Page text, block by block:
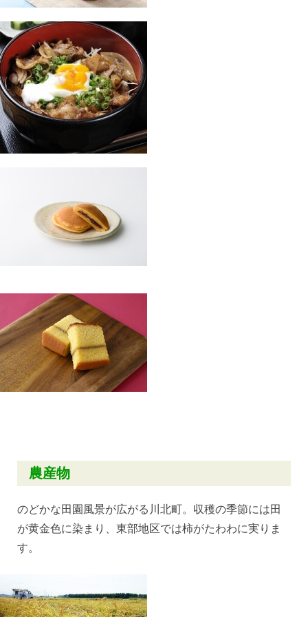
農産物
のどかな田園風景が広がる川北町。収穫の季節には田
が黄金色に染まり、東部地区では柿がたわわに実りま
す。